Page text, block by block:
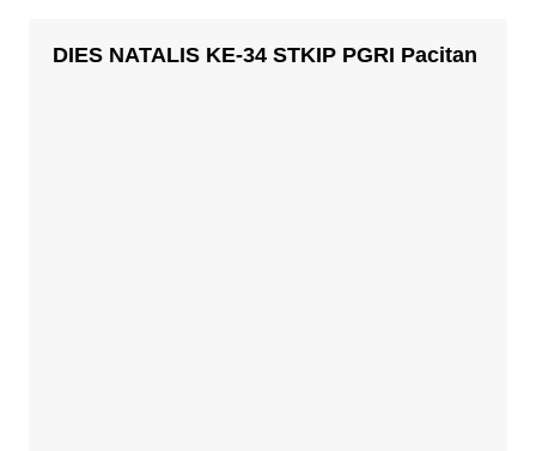
DIES NATALIS KE-34 STKIP PGRI Pacitan